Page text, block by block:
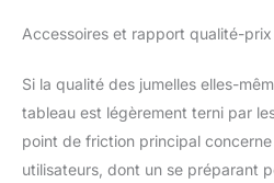
Accessoires et rapport qualité-
Si la qualité des jumelles elles-
tableau est légèrement terni par
point de friction principal
utilisateurs, dont un se préparant